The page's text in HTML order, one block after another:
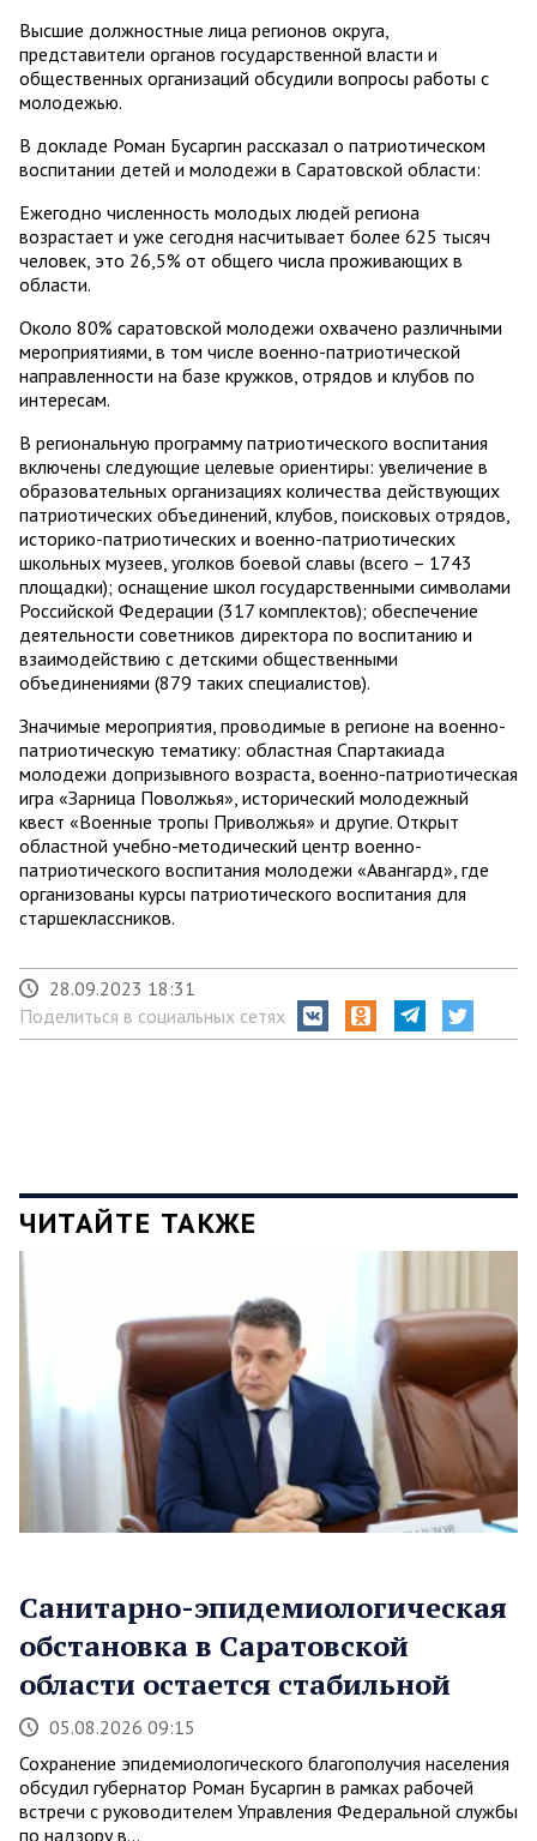
Высшие должностные лица регионов округа,
представители органов государственной власти и
общественных организаций обсудили вопросы работы с
молодежью.
В докладе Роман Бусаргин рассказал о патриотическом
воспитании детей и молодежи в Саратовской области:
Ежегодно численность молодых людей региона
возрастает и уже сегодня насчитывает более 625 тысяч
человек, это 26,5% от общего числа проживающих в
области.
Около 80% саратовской молодежи охвачено различными
мероприятиями, в том числе военно-патриотической
направленности на базе кружков, отрядов и клубов по
интересам.
В региональную программу патриотического воспитания
включены следующие целевые ориентиры: увеличение в
образовательных организациях количества действующих
патриотических объединений, клубов, поисковых отрядов,
историко-патриотических и военно-патриотических
школьных музеев, уголков боевой славы (всего – 1743
площадки); оснащение школ государственными символами
Российской Федерации (317 комплектов); обеспечение
деятельности советников директора по воспитанию и
взаимодействию с детскими общественными
объединениями (879 таких специалистов).
Значимые мероприятия, проводимые в регионе на военно-
патриотическую тематику: областная Спартакиада
молодежи допризывного возраста, военно-патриотическая
игра «Зарница Поволжья», исторический молодежный
квест «Военные тропы Приволжья» и другие. Открыт
областной учебно-методический центр военно-
патриотического воспитания молодежи «Авангард», где
организованы курсы патриотического воспитания для
старшеклассников.
28.09.2023 18:31
Поделиться в социальных сетях
ЧИТАЙТЕ ТАКЖЕ
Санитарно-эпидемиологическая
обстановка в Саратовской
области остается стабильной
05.08.2026 09:15
Сохранение эпидемиологического благополучия населения
обсудил губернатор Роман Бусаргин в рамках рабочей
встречи с руководителем Управления Федеральной службы
по надзору в…